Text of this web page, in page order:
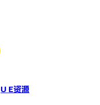
U E资源